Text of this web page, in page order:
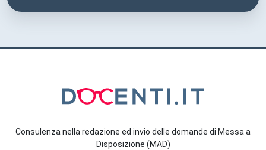
Consulenza nella redazione ed invio delle domande di Messa a
Disposizione (MAD)